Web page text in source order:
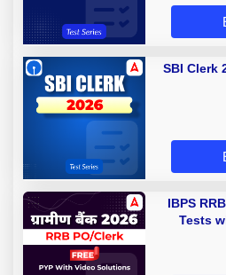
SBI Clerk
IBPS
Tests